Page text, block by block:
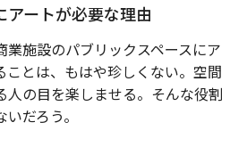
アートが必要な理由
業施設のパブリックスペースにア
ことは、もはや珍しくない。空間
人の目を楽しませる。そんな役割
だろう。